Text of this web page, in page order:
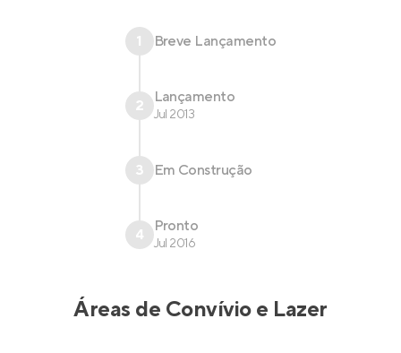
1 Breve Lançamento
2 Lançamento
Jul 2013
3 Em Construção
4 Pronto
Jul 2016
Áreas de Convívio e Lazer